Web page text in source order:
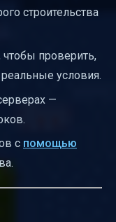
строительства
проверить,
условия.
—
с помощью